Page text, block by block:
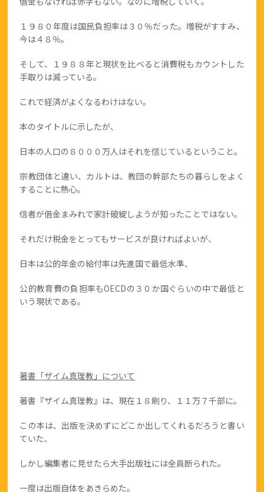
１９８０年度は国民負担率は３０％だった。増税がすすみ、
今は４８％。
そして、１９８８年と現状を比べると消費税もカウントした
手取りは減っている。
これで経済がよくなるわけはない。
本のタイトルに示したが、
日本の人口の８０００万人はそれを信じているということ。
宗教団体と違い、カルトは、教団の幹部たちの暮らしをよく
することに熱心。
信者が借金まみれで家計破綻しようが知ったことではない。
それだけ税金をとってもサービスが良ければよいが、
日本は公的年金の給付率は先進国で最低水準、
公的教育費の負担率もOECDの３０か国ぐらいの中で最低と
いう現状である。
著書「ザイム真理教」について
著書『ザイム真理教』は、現在１８刷り、１１万７千部に。
この本は、出版を決めずにどこか出してくれるだろうと書い
ていた、
しかし編集者に見せたら大手出版社には全員断られた。
一度は出版自体をあきらめた。